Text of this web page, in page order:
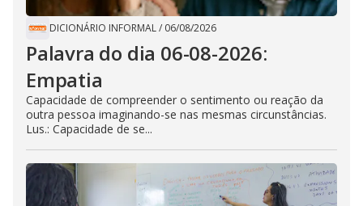
DICIONÁRIO INFORMAL/ 06/08/2026
Palavra do dia 06-08-2026:
Empatia
Capacidade de compreender o sentimento ou reação da
outra pessoa imaginando-se nas mesmas circunstâncias.
Lus.: Capacidade de se...